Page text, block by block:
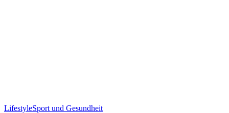
LifestyleSport und Gesundheit